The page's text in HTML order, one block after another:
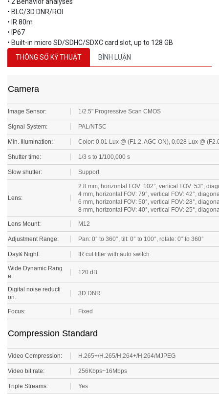
• BLC/3D DNR/ROI
• IR 80m
• IP67
• Built-in micro SD/SDHC/SDXC card slot, up to 128 GB
THÔNG SỐ KỸ THUẬT
BÌNH LUẬN
Image Sensor: 1/2.5" Progressive Scan CMOS
Signal System: PAL/NTSC
Min. Illumination: Color: 0.01 Lux @ (F1.2, AGC ON), 0.028 Lux @
Shutter time: 1/3 s to 1/100,000 s
Slow shutter: Support
2.8 mm, horizontal FOV: 102°, vertical FOV: 53°,
4 mm, horizontal FOV: 79°, vertical FOV: 42°,
6 mm, horizontal FOV: 50°, vertical FOV: 28°,
8 mm, horizontal FOV: 40°, vertical FOV: 25°,
Lens Mount: M12
Adjustment Range: Pan: 0° to 360°, tilt: 0° to 100°, rotate: 0° to 360°
Day& Night: IR cut filter with auto switch
Wide Dynamic Rang
e:
Digital noise reducti
on:
Focus: Fixed
Video Compression: H.265+/H.265/H.264+/H.264/MJPEG
Video bit rate: 256Kbps~16Mbps
Triple Streams: Yes